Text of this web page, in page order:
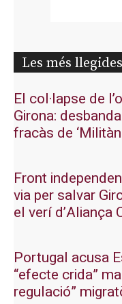
Les més llegides
El col·lapse de
Girona:
fracàs de
Front
via per salvar
el verí d’Aliança
Portugal acusa
“efecte crida”
regulació”